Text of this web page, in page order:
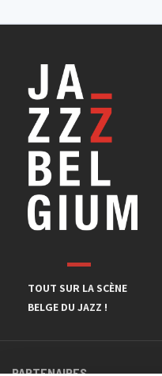
TOUT SUR LA SCÈNE
BELGE DU JAZZ !
PARTENAIRES